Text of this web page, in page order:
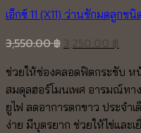
เอ็กซ์ 11 (X11) ว่านชักมดลูกช
3,550.00฿
was:
3,550.00 ฿.
is:
ช่วยให้ช่องคลอดฟิตกระชับ ห
สมดุลฮอร์โมนเพศ อารมณ์ท
ยูไฟ ลดอาการตกขาว ประจำ
ง่าย มีบุตรยาก ช่วยให้ไข่และ